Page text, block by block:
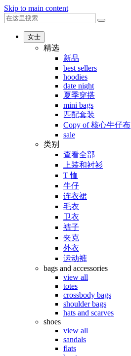
Skip to main content
女士
精选
新品
best sellers
hoodies
date night
夏季穿搭
mini bags
匹配套装
Copy of 核心牛仔布
sale
类别
查看全部
上装和衬衫
T 恤
牛仔
连衣裙
毛衣
卫衣
裤子
夹克
外衣
运动裤
bags and accessories
view all
totes
crossbody bags
shoulder bags
hats and scarves
shoes
view all
sandals
flats